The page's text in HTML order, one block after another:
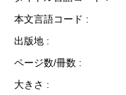
本文言語コード
出版地
ページ数/冊数
大きさ